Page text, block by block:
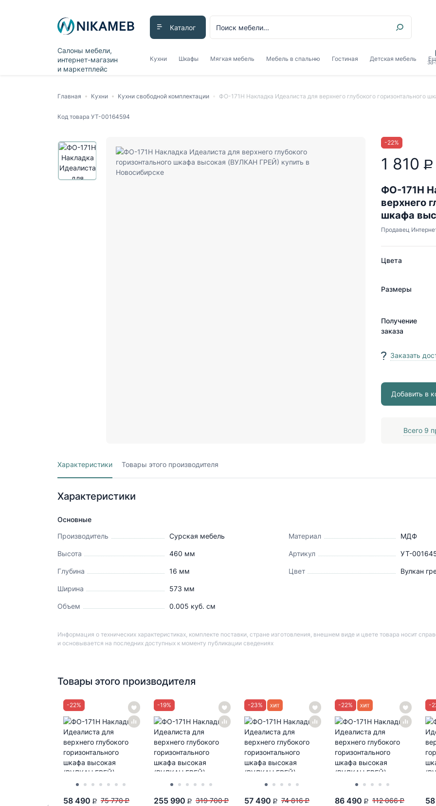
Каталог
Салоны мебели,
интернет-магазин
и маркетплейс
Кухни Шкафы Мягкая мебель Мебель в спальню Гостиная Детская мебель
Главная Кухни Кухни свободной комплектации ФО-171Н Накладка Идеалиста для верхнего глубокого горизонтального
Код товара УТ-00164594
-22%
1 810 P
ФО-171Н
верхнего
шкафа
Продавец
Цвета
Размеры
Получение
заказа
Заказать
Добавить в
Всего 9
Характеристики Товары этого производителя
Характеристики
Основные
Производитель
Сурская мебель
Высота 460 мм
Глубина 16 мм
Ширина 573 мм
Объем 0.005 куб. см
Материал МДФ
Артикул УТ-
Цвет Вулкан
Информация о технических характеристиках, комплекте поставки, стране изготовления, внешнем виде и цвете товара носит
и основывается на последних доступных к моменту публикации сведениях
Товары этого производителя
-22%
58 490 P 75 770 P
-19%
255 990 P 319 700 P
-23%
57 490 P 74 816 P
-22%
86 490 P 112 066 P
-